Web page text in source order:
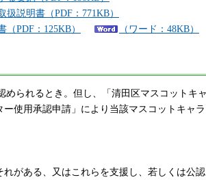
説明書（PDF：771KB）
PDF：125KB） （ワード：48KB）
られるとき。但し、「清田区マスコットキ
使用承認申請」により当該マスコットキャ
がある、又はこれらを支援し、若しくは公